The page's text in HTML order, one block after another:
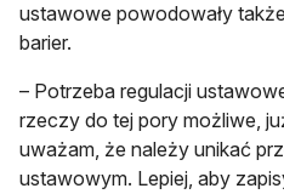
ustawowe powodowały
barier.
– Potrzeba regulacji
rzeczy do tej pory możliwe,
uważam, że należy unikać
ustawowym. Lepiej, aby